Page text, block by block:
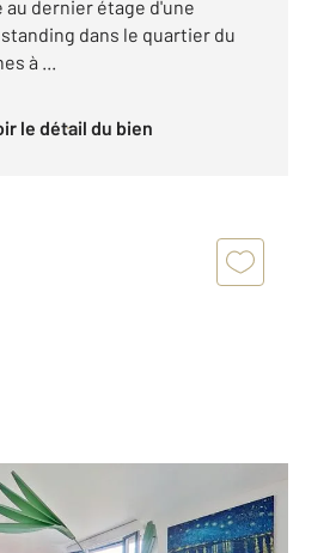
au dernier étage d'une
dans le quartier du
à ...
le détail du bien
94